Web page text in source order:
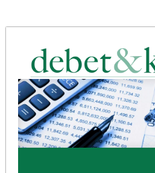
KONTERING
BLOGG